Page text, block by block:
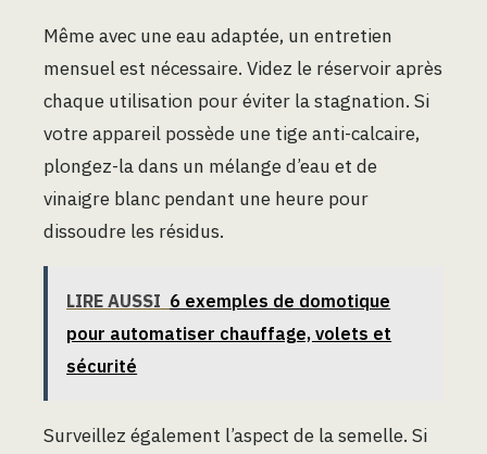
Même avec une eau adaptée, un entretien
mensuel est nécessaire. Videz le réservoir après
chaque utilisation pour éviter la stagnation. Si
votre appareil possède une tige anti-calcaire,
plongez-la dans un mélange d’eau et de
vinaigre blanc pendant une heure pour
dissoudre les résidus.
LIRE AUSSI 6 exemples de domotique
pour automatiser chauffage, volets et
sécurité
Surveillez également l’aspect de la semelle. Si